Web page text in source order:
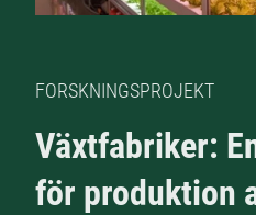
FORSKNINGSPROJEKT
Växtfabriker:
för produktion